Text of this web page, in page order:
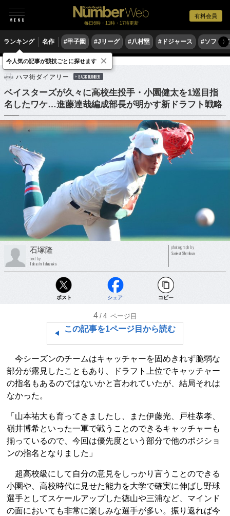
有料会員
毎日6時・11時・17時更新
ランキング 名作 #甲子園 #Jリーグ #八村塁 #ドジャース #ソフト〉
野球 プロ野球 ドラフト会議
ハマ街ダイアリー BACK NUMBER
ベイスターズが久々に高校生投手・小園健太を1巡目指
名したワケ…進藤達哉編成部長が明かす新ドラフト戦略
石塚隆
text by
Takashi Ishizuka
photograph by
Sankei Shimbun
ポスト シェア コピー
4 /4 ページ目
この記事を1ページ目から読む
今シーズンのチームはキャッチャーを固めきれず脆弱な
部分が露見したこともあり、ドラフト上位でキャッチャー
の指名もあるのではないかと言われていたが、結局それは
なかった。
「山本祐大も育ってきましたし、また伊藤光、戸柱恭孝、
嶺井博希といった一軍で戦うことのできるキャッチャーも
揃っているので、今回は優先度という部分で他のポジショ
ンの指名となりました」
超高校級にして自分の意見をしっかり言うことのできる
小園や、高校時代に見せた能力を大学で確実に伸ばし野球
選手としてスケールアップした徳山や三浦など、マインド
の面においても非常に楽しみな選手が多い。振り返れば今
今人気の記事が競技ごとに探せます ×